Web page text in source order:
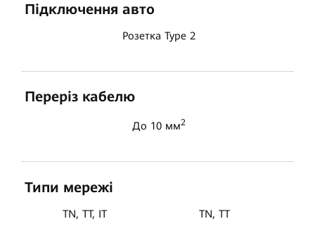
Підключення авто
Розетка Type 2
Переріз кабелю
До 10 мм2
Типи мережі
TN, TT, IT TN, TT